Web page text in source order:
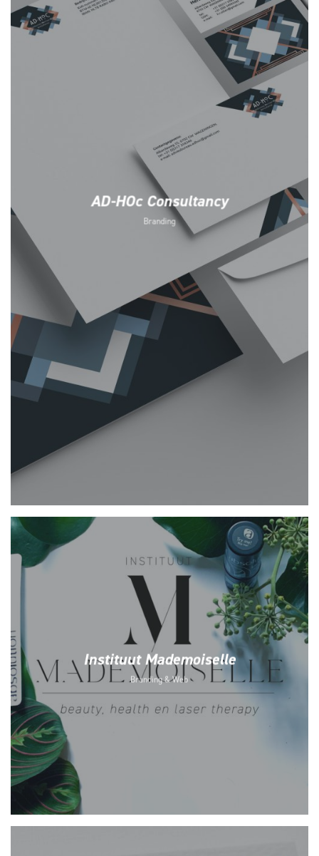
AD-HOc Consultancy
Branding
Instituut Mademoiselle
Branding & Web